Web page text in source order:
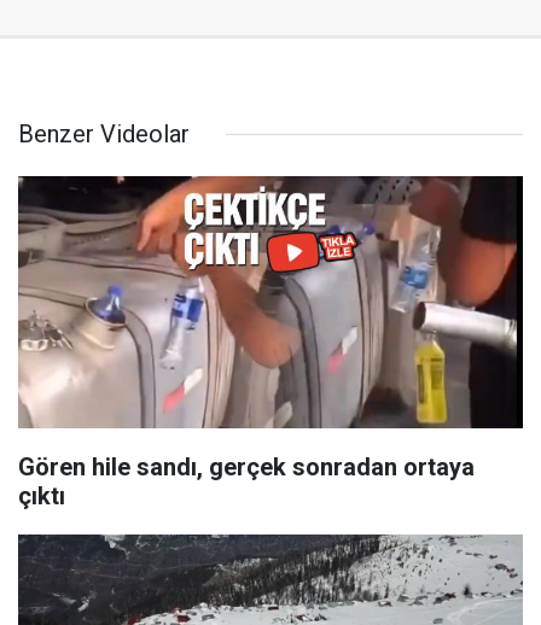
Benzer Videolar
Gören hile sandı, gerçek sonradan ortaya
çıktı